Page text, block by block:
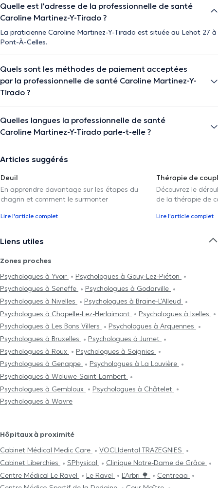
Quelle est l'adresse de la professionnelle de santé
Caroline Martinez-Y-Tirado ?
La praticienne Caroline Martinez-Y-Tirado est située au Lehot 27 à
Pont-À-Celles.
Quels sont les méthodes de paiement acceptées
par la professionnelle de santé Caroline Martinez-Y-
Tirado ?
Quelles langues la professionnelle de santé
Caroline Martinez-Y-Tirado parle-t-elle ?
Articles suggérés
Deuil
En apprendre davantage sur les étapes du
chagrin et comment le surmonter
Lire l'article complet
Thérapie de
Découvrez le
de la thérapie de
Lire l'article complet
Liens utiles
Zones proches
Psychologues à Yvoir
Psychologues à Gouy-Lez-Piéton
Psychologues à Seneffe
Psychologues à Godarville
Psychologues à Nivelles
Psychologues à Braine-L'Alleud
Psychologues à Chapelle-Lez-Herlaimont
Psychologues à Ixelles
Psychologues à Les Bons Villers
Psychologues à Arquennes
Psychologues à Bruxelles
Psychologues à Jumet
Psychologues à Roux
Psychologues à Soignies
Psychologues à Genappe
Psychologues à La Louvière
Psychologues à Woluwe-Saint-Lambert
Psychologues à Gembloux
Psychologues à Châtelet
Psychologues à Wavre
Hôpitaux à proximité
Cabinet Médical Medic Care
VOCLIdental TRAZEGNIES
Cabinet Liberchies
SPhysical
Clinique Notre-Dame de Grâce
Centre Médical Le Ravel
Le Ravel L'Arbri 🌳
Centreaa